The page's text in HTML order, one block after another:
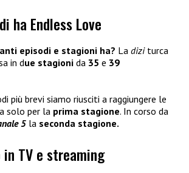
ha Endless Love
episodi e stagioni ha? La diziturca
in due stagioni da 35 e 39
più brevi siamo riusciti a raggiungere le
solo per la prima stagione. In corso da
5 la seconda stagione.
in TV e streaming